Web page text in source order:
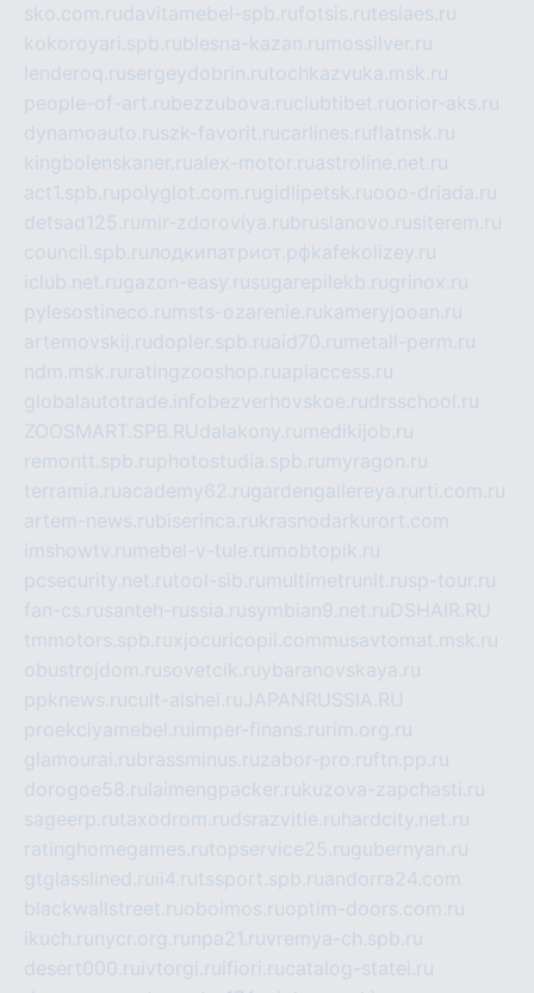
sko.com.rudavitamebel-spb.rufotsis.rutesiaes.ru
kokoroyari.spb.rublesna-kazan.ru mossilver.ru
lenderoq.rusergeydobrin.rutochkazvuka.msk.ru
people-of-art.rubezzubova.ruclubtibet.ruorior-aks.ru
dynamoauto.ruszk-favorit.rucarlines.ruflatnsk.ru
kingbolenskaner.rualex-motor.ruastroline.net.ru
act1.spb.rupolyglot.com.rugidlipetsk.ruooo-driada.ru
detsad125.ru mir-zdoroviya.rubruslanovo.rusiterem.ru
council.spb.ruлодкипатриот.рфkafekolizey.ru
iclub.net.rugazon-easy.rusugarepilekb.rugrinox.ru
pylesostineco.ru msts-ozarenie.rukameryjooan.ru
artemovskij.rudopler.spb.ruaid70.ru metall-perm.ru
ndm.msk.ru ratingzooshop.ruapiaccess.ru
globalautotrade.info bezverhovskoe.rudrsschool.ru
ZOOSMART.SPB.RUdalakony.ru medikijob.ru
remontt.spb.ruphotostudia.spb.ru myragon.ru
terramia.ruacademy62.rugardengallereya.ru rti.com.ru
artem-news.rubiserinca.rukrasnodarkurort.com
imshowtv.ru mebel-v-tule.ru mobtopik.ru
pcsecurity.net.rutool-sib.ru multimetrunit.rusp-tour.ru
fan-cs.rusanteh-russia.rusymbian9.net.ruDSHAIR.RU
tmmotors.spb.ruxjocuricopii.com musavtomat.msk.ru
obustrojdom.rusovetcik.ruybaranovskaya.ru
ppknews.rucult-alshei.ruJAPANRUSSIA.RU
proekciyamebel.ru imper-finans.ru rim.org.ru
glamourai.rubrassminus.ruzabor-pro.ruftn.pp.ru
dorogoe58.ru laimengpacker.rukuzova-zapchasti.ru
sageerp.rutaxodrom.rudsrazvitie.ru hardcity.net.ru
ratinghomegames.rutopservice25.rugubernyan.ru
gtglasslined.ru ii4.rutssport.spb.ruandorra24.com
blackwallstreet.ruoboimos.ruoptim-doors.com.ru
ikuch.ru nycr.org.ru npa21.ruvremya-ch.spb.ru
desert000.ru ivtorgi.ru ifiori.rucatalog-statei.ru